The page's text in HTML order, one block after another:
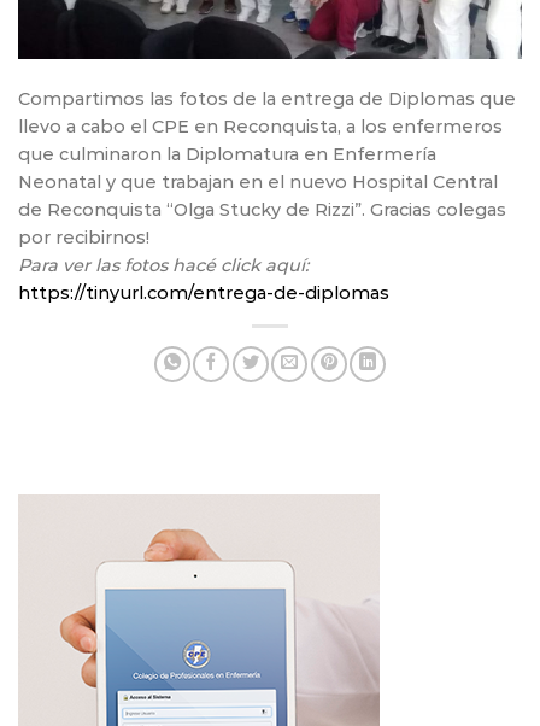
Compartimos las fotos de la entrega de Diplomas que
llevo a cabo el CPE en Reconquista, a los enfermeros
que culminaron la Diplomatura en Enfermería
Neonatal y que trabajan en el nuevo Hospital Central
de Reconquista “Olga Stucky de Rizzi”. Gracias colegas
por recibirnos!
Para ver las fotos hacé click aquí:
https://tinyurl.com/entrega-de-diplomas